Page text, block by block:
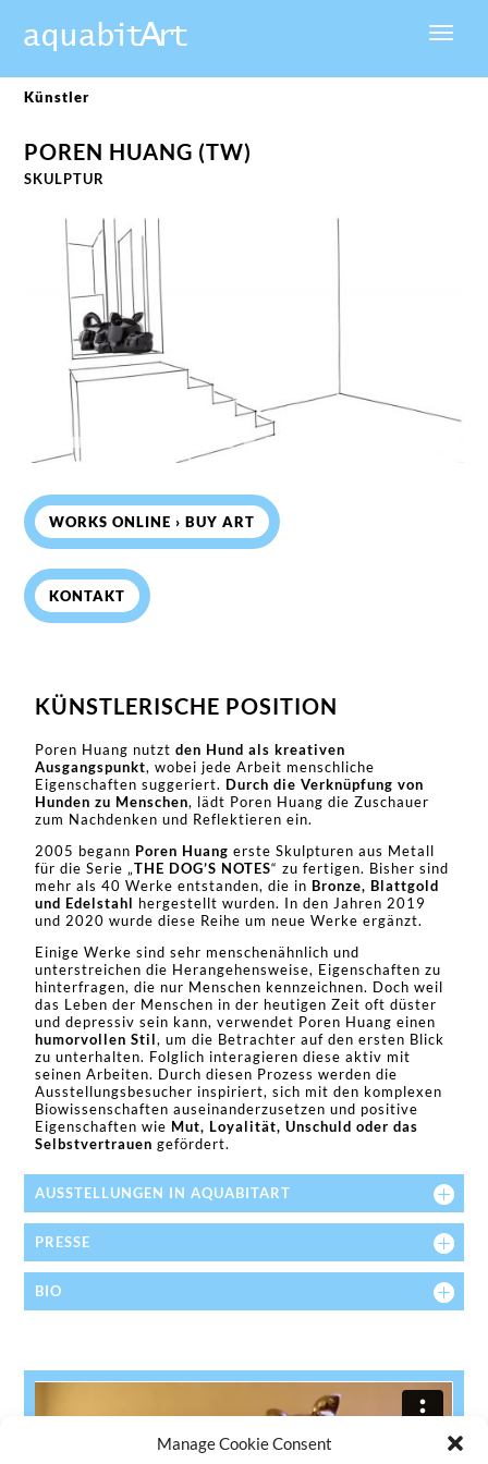
Manage Cookie Consent
Künstler
POREN HUANG (TW)
SKULPTUR
WORKS ONLINE › BUY ART
KONTAKT
KÜNSTLERISCHE POSITION
Poren Huang nutztden Hund als kreativen
Ausgangspunkt, wobei jede Arbeit menschliche
Eigenschaften suggeriert. Durch die Verknüpfung von
Hunden zu Menschen, lädt Poren Huang die Zuschauer
zum Nachdenken und Reflektieren ein.
2005 begann Poren Huang erste Skulpturen aus Metall
für die Serie „THE DOG’S NOTES“ zu fertigen. Bisher sind
mehr als 40 Werke entstanden, die in Bronze, Blattgold
und Edelstahl hergestellt wurden. In den Jahren 2019
und 2020 wurde diese Reihe um neue Werke ergänzt.
Einige Werke sind sehr menschenähnlich und
unterstreichen die Herangehensweise, Eigenschaften zu
hinterfragen, die nur Menschen kennzeichnen. Doch weil
das Leben der Menschen in der heutigen Zeit oft düster
und depressiv sein kann, verwendet Poren Huang einen
humorvollen Stil, um die Betrachter auf den ersten Blick
zu unterhalten. Folglich interagieren diese aktiv mit
seinen Arbeiten. Durch diesen Prozess werden die
Ausstellungsbesucher inspiriert, sich mit den komplexen
Biowissenschaften auseinanderzusetzen und positive
Eigenschaften wie Mut, Loyalität, Unschuld oder das
Selbstvertrauen gefördert.
AUSSTELLUNGEN IN AQUABITART
PRESSE
BIO